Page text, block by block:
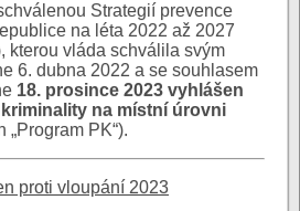
Strategií prevence
na léta 2022 až 2027
kterou vláda schválila svým
6. dubna 2022 a se souhlasem
18. prosince 2023 vyhlášen
na místní úrovni
„Program PK“).
proti vloupání 2023